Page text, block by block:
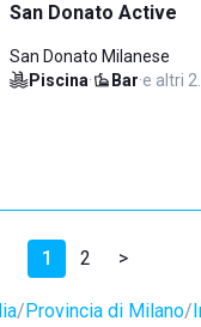
San Donato Active
San Donato Milanese
Piscina· Bar·e altri 2…
1 2 >
Provincia di Milano